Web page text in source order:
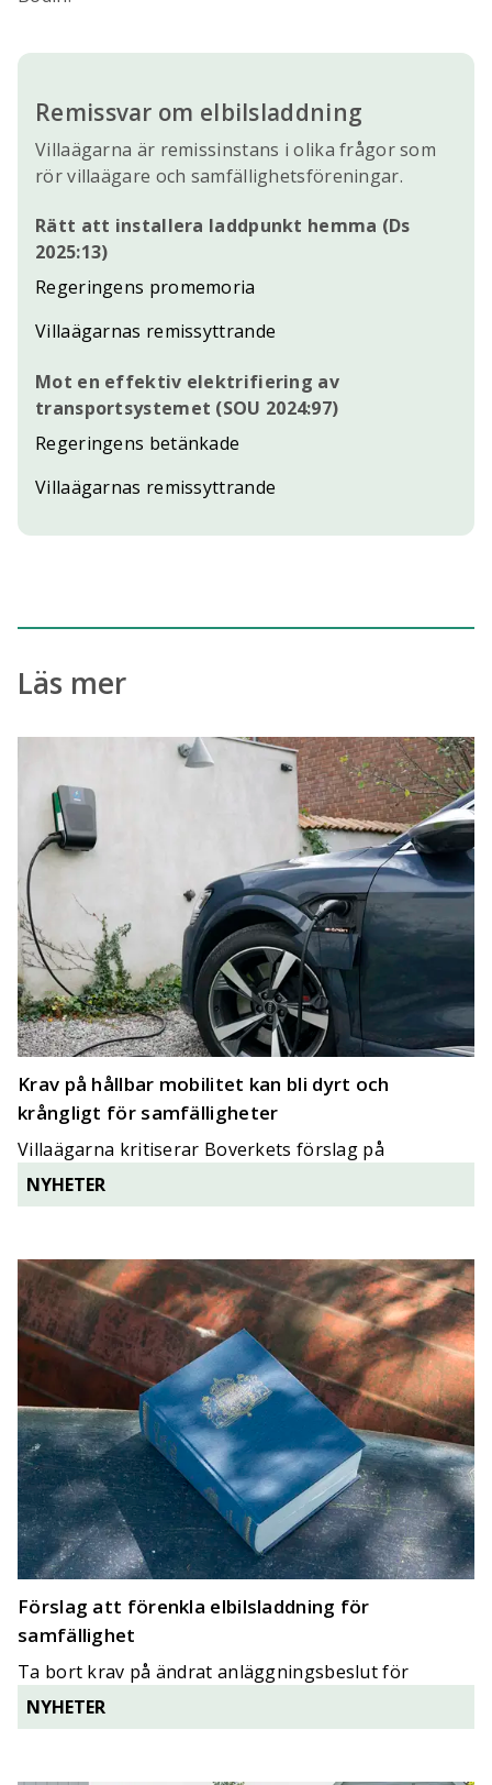
Remissvar om elbilsladdning
Villaägarna är remissinstans i olika frågor som
rör villaägare och samfällighetsföreningar.
Rätt att installera laddpunkt hemma (Ds
2025:13)
Regeringens promemoria
Villaägarnas remissyttrande
Mot en effektiv elektrifiering av
transportsystemet (SOU 2024:97)
Regeringens betänkade
Villaägarnas remissyttrande
Läs mer
NYHETER
Krav på hållbar mobilitet kan bli dyrt och
krångligt för samfälligheter
Villaägarna kritiserar Boverkets förslag på
implementering av Energiprestandadirektivet.
NYHETER
Förslag att förenkla elbilsladdning för
samfällighet
Ta bort krav på ändrat anläggningsbeslut för
elbilsladdning, föreslår utredning.